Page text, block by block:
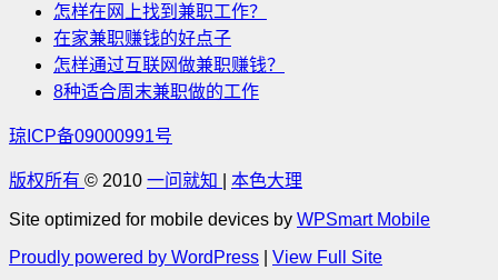
怎样在网上找到兼职工作？
在家兼职赚钱的好点子
怎样通过互联网做兼职赚钱？
8种适合周末兼职做的工作
琼ICP备09000991号
版权所有 © 2010 一问就知 本色大理
Site optimized for mobile devices by WPSmart Mobile
Proudly powered by WordPress
View Full Site